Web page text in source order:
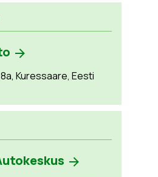
Kuressaare, Eesti